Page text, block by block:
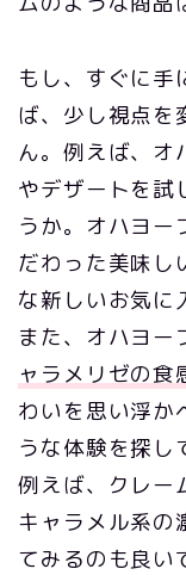
もし、すぐに手
ば、少し視点を
ん。例えば、オ
やデザートを試
うか。オハヨー
だわった美味し
な新しいお気に
また、オハヨー
ャラメリゼの食
わいを思い浮か
うな体験を探し
例えば、クレー
キャラメル系の
てみるのも良い